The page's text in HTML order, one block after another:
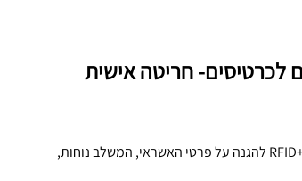
ארנק קומפקטי ואלגנטי, מאובטח עם מנגנון RFID+NFC להגנה על פרטי האשראי, המשלב נוחות,